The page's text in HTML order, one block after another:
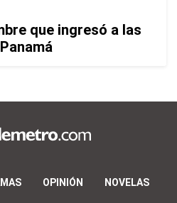
que ingresó a las
OPINIÓN NOVELAS